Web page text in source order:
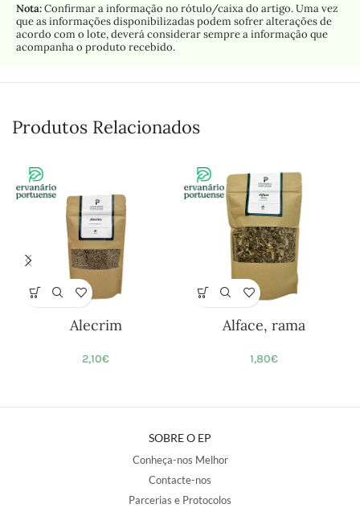
Nota:Confirmar a informação no rótulo/caixa do artigo. Uma vez
que as informações disponibilizadas podem sofrer alterações de
acordo com o lote, deverá considerar sempre a informação que
acompanha o produto recebido.
Produtos Relacionados
Alecrim
2,10€
Alface, rama
1,80€
SOBRE O EP
Conheça-nos Melhor
Contacte-nos
Parcerias e Protocolos